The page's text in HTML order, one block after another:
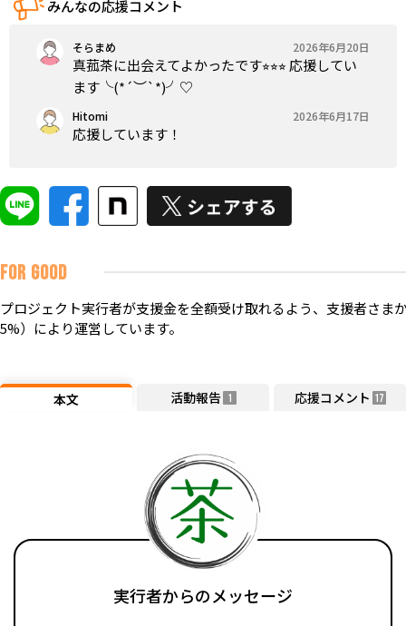
みんなの応援コメント
そらまめ 2026年6月20日
真菰茶に出会えてよかったです⭐︎⭐︎⭐︎ 応援してい
ます╰(*´︶`*)╯♡
Hitomi 2026年6月17日
応援しています！
FOR GOOD
プロジェクト実行者が支援金を全額受け取れるよう、支援者さま
5%）により運営しています。
本文 活動報告 1 応援コメント 17
実行者からのメッセージ